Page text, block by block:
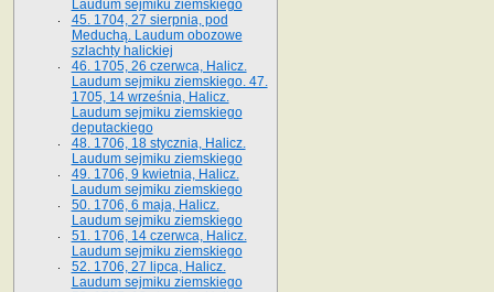
Laudum sejmiku ziemskiego
45. 1704, 27 sierpnia, pod
Meduchą. Laudum obozowe
szlachty halickiej
46. 1705, 26 czerwca, Halicz.
Laudum sejmiku ziemskiego. 47.
1705, 14 września, Halicz.
Laudum sejmiku ziemskiego
deputackiego
48. 1706, 18 stycznia, Halicz.
Laudum sejmiku ziemskiego
49. 1706, 9 kwietnia, Halicz.
Laudum sejmiku ziemskiego
50. 1706, 6 maja, Halicz.
Laudum sejmiku ziemskiego
51. 1706, 14 czerwca, Halicz.
Laudum sejmiku ziemskiego
52. 1706, 27 lipca, Halicz.
Laudum sejmiku ziemskiego